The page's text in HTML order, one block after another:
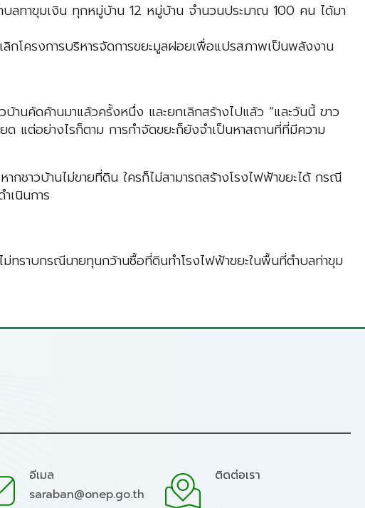
าขุมเงิน ทุกหมู่บ้าน 12 หมู่บ้าน จำนวนประมาณ 100 คน ได้มา
โครงการบริหารจัดการขยะมูลฝอยเพื่อแปรสภาพเป็นพลังงาน
ดค้านมาแล้วครั้งหนึ่ง และยกเลิกสร้างไปแล้ว “และวันนี้ ขาว
แต่อย่างไรก็ตาม การกำจัดขยะก็ยังจำเป็นหาสถานที่ที่มีความ
วบ้านไม่ขายที่ดิน ใครก็ไม่สามารถสร้างโรงไฟฟ้าขยะได้ กรณี
เนินการ
ทราบกรณีนายทุนกว้านซื้อที่ดินทำโรงไฟฟ้าขยะในพื้นที่ตำบลท่าขุม
อีเมล
saraban@onep.go.th
ติดต่อเรา